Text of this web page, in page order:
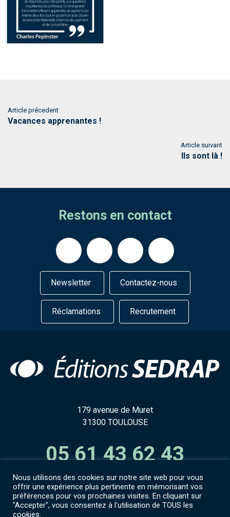
Article précedent
Vacances apprenantes !
Article suivant
Ils sont là !
Restons en contact
Newsletter Contactez-nous
Réclamations Recrutement
179 avenue de Muret
31300 TOULOUSE
05 61 43 62 43
Accès espace numérique
Nous utilisons des cookies sur notre site web pour vous
offrir une expérience plus pertinente en mémorisant vos
préférences pour vos prochaines visites. En cliquant sur
"Accepter", vous consentez à l'utilisation de TOUS les
cookies.